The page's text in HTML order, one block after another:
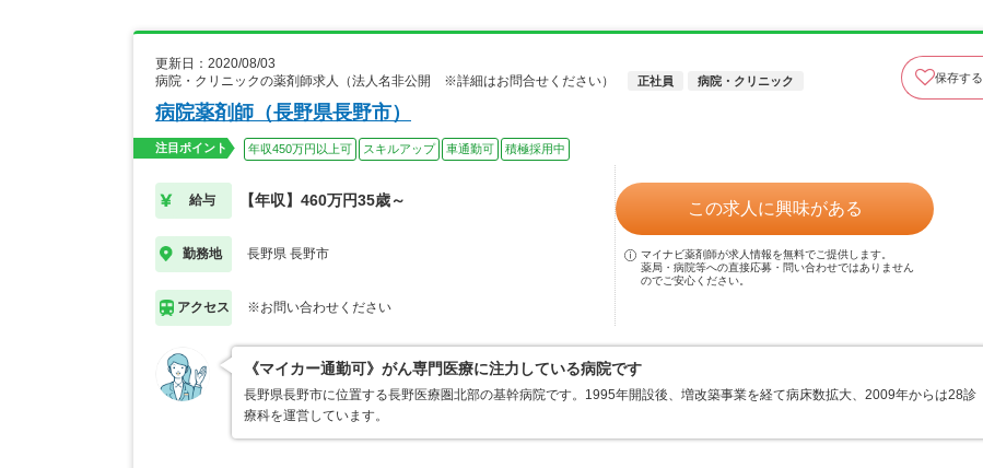
更新日：2020/08/03
病院・クリニックの薬剤師求人（法人名非公開 ※詳細はお問合せください）
正社員 病院・クリニック 保存する
病院薬剤師（長野県長野市）
注目ポイント 年収450万円以上可 スキルアップ 車通勤可 積極採用中
給与 【年収】460万円35歳～
勤務地 長野県 長野市
アクセス ※お問い合わせください
この求人に興味がある
マイナビ薬剤師が求人情報を無料でご提供します。
薬局・病院等への直接応募・問い合わせではありません
のでご安心ください。
《マイカー通勤可》がん専門医療に注力している病院です
長野県長野市に位置する長野医療圏北部の基幹病院です。1995年開設後、増改築事業を経て病床数拡大、2009年からは28診
療科を運営しています。